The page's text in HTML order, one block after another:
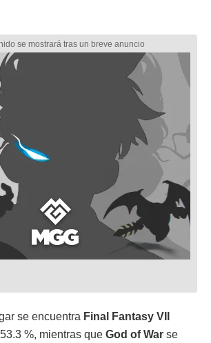
se encuentra Final Fantasy VII
%, mientras que God of War se